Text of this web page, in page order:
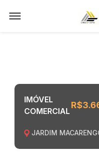
Offcanvas Menu Open
IMÓVEL
COMERCIAL
JARDIM